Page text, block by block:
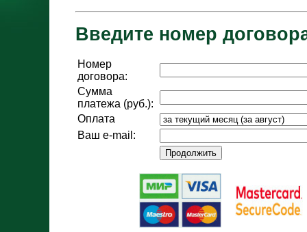
Введите номер
Номер
договора:
Сумма
платежа (руб.):
Оплата
Ваш e-mail:
Продолжить